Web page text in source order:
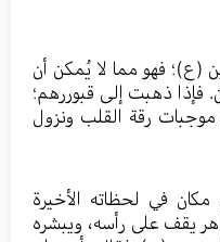
(ع)؛ فهو مما لا يُمكن أن
فإذا ذهبت إلى قبوررهم؛
رقة القلب ونزول
في لحظاته الأخيرة
يقف على رأسه، ويبشره